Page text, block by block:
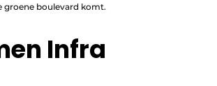
groene boulevard komt.
Infra